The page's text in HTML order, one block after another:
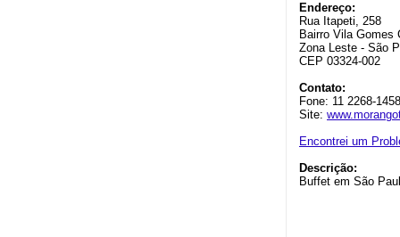
Endereço:
Rua Itapeti, 258
Bairro Vila Gomes
Zona Leste - São
CEP 03324-002
Contato:
Fone: 11 2268-1458
Site:
Encontrei um
Descrição:
Buffet em São